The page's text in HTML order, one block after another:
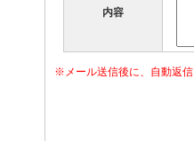
内容
※メール送信後に、自動返